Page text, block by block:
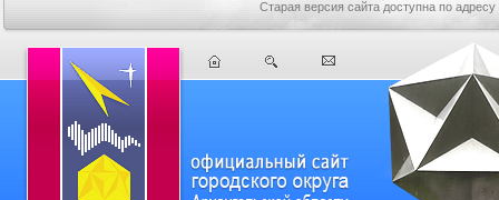
Старая версия сайта доступна по адресу